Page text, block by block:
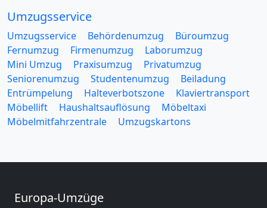
Umzugsservice
Umzugsservice Behördenumzug
Büroumzug
Fernumzug
Firmenumzug
Laborumzug
Mini Umzug
Praxisumzug
Privatumzug
Seniorenumzug
Studentenumzug
Beiladung
Entrümpelung
Halteverbotszone
Klaviertransport
Möbellift
Haushaltsauflösung
Möbeltaxi
Möbelmitfahrzentrale
Umzugskartons
Europa-Umzüge